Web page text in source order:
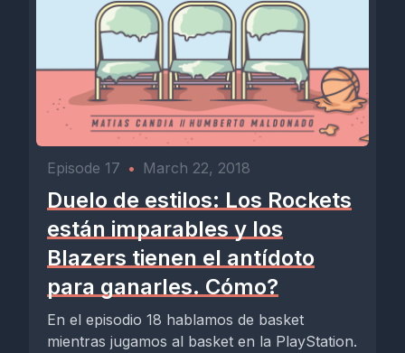
Episode 17 • March 22, 2018
Duelo de estilos: Los Rockets
están imparables y los
Blazers tienen el antídoto
para ganarles. Cómo?
En el episodio 18 hablamos de basket
mientras jugamos al basket en la PlayStation.